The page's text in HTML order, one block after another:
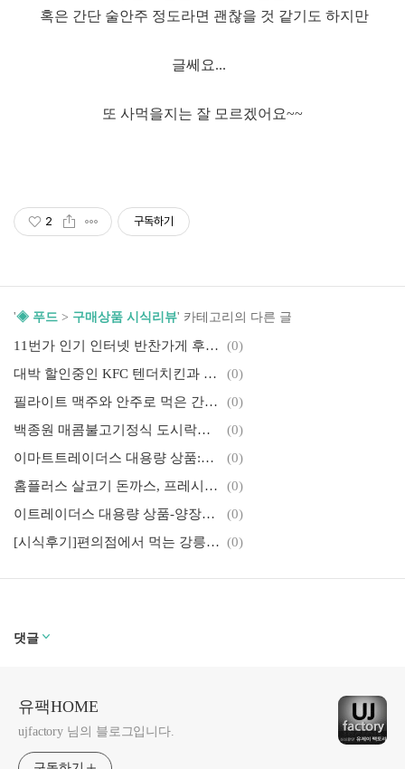
혹은 간단 술안주 정도라면 괜찮을 것 같기도 하지만
글쎄요...
또 사먹을지는 잘 모르겠어요~~
2 구독하기
'◈ 푸드 > 구매상품 시식리뷰' 카테고리의 다른 글
11번가 인기 인터넷 반찬가게 후기 - 가정식반찬 내돈내산 리뷰
(0)
대박 할인중인 KFC 텐더치킨과 아메리카노, 식빵에 넣어 먹은 텐더치킨 맛은?
(0)
필라이트 맥주와 안주로 먹은 간장불고기 도시락, 프링글스 감자칩(할라피뇨, 사워크림 어니언)
(0)
백종원 매콤불고기정식 도시락에는 몇 개의 불고기가 들어있을까?
(0)
이마트트레이더스 대용량 상품:광어회,초밥세트,골든 리코타치즈피자-배터짐주의
(0)
홈플러스 살코기 돈까스, 프레시안 우리밀 만두튀김
(0)
이트레이더스 대용량 상품-양장피,바베큐치킨,케이준치킨샐러드,광어연어모둠회로 가족 저녁식사 했어요.
(0)
[시식후기]편의점에서 먹는 강릉 교동반점 짬뽕 컵라면-캡숑 매워요 (0)
댓글
유팩HOME
ujfactory 님의 블로그입니다.